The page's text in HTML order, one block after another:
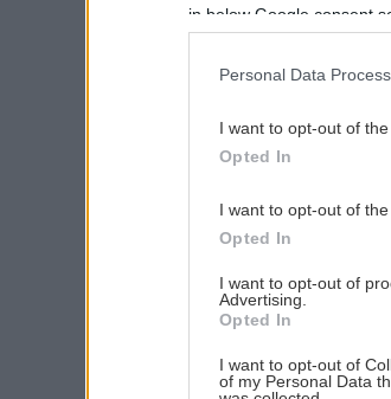
in below Google consent
Personal Data
I want to opt-out of
Opted In
I want to opt-out of
Opted In
I want to opt-out of
Advertising.
Opted In
I want to opt-out of
of my Personal Data